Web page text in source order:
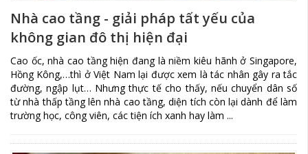
Nhà cao tầng - giải pháp tất yếu của
không gian đô thị hiện đại
Cao ốc, nhà cao tầng hiện đang là niềm kiêu hãnh ở Singapore,
Hồng Kông,…thì ở Việt Nam lại được xem là tác nhân gây ra tắc
đường, ngập lụt… Nhưng thực tế cho thấy, nếu chuyển dân số
từ nhà thấp tầng lên nhà cao tầng, diện tích còn lại dành để làm
trường học, công viên, các tiện ích xanh hay làm ...